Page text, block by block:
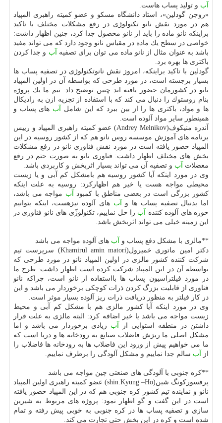
آب و تولید پساب هاست.
«روجن گودلین»، استاد دانشگاه مسكو و عضو كمیته راهبری المپیاد
هم در مورد نقش نانو تكنولوژی در رفع مشكلات مختلف با تاكید
براینكه نانو ماده را باید از نانو محصول جدا كرد، چنین اظهار داشت:
خواصی در سطح یك ماده در مقیاس نانو وجود دارد كه می تواند مفید
باشد به عنوان مثال از نانو ماده می توان برای تصفیه آب و جدا كردن
باكتری ها بهره برد.
گودلین با تاكید براینكه، امروز نقش نانوتكنولوژی در تصفیه پساب ها
بسیار برجسته است، در مورد طرحی كه بواسطه آن در اولین المپیاد
نانو در كشورمان حضور یافته اند چنین توضیح داد: تیم ما یك پروژه
بنام روستوك را دنبال می كند كه با استفاده از تجزیه ازن به رادیكال
ها و مواد، باكتری ها را از بین ببرد كه این شامل آب های پساب و
همینطور سایر مواد آلوده است.
آندره منیكوف(Andrey Melnikov) عضو كمیته راهبری المپیاد و رییس
برنامه های آموزش موسسه روس نانو هم كه از كشور روسیه در این
المپیاد حضور یافته است در مورد نقش فناوری نانو در رفع مشكلات
بخش های مختلف اظهار داشت: فناوری نانو به صورت حتم در رفع
معضلات آب و تصفیه آن می تواند بسیار اثربخش و كاربردی باشد.
وی در مورد اینكه آیا كشور روسیه هم بامشكل كم آبی و یا زیست
محیطی مواجه هست یا خیر هم اظهاركرد: روسیه به علت اینكه
كشور بزرگی است در بعضی مناطق با كمبود آب مواجه می باشد،
اما بدنبال تصفیه پساب ها و آب های آلوده نیزهست، اینكه بتوانیم
حوزه های آلوده كننده آب را حل نماییم، تكنولوژّی های نانو فناوری در
این زمینه خیلی می تواند اثربخش باشد.
**مالزی با مشكل دفع پساب و آب های آلوده مواجه می باشد
دكتر امین ماتوری خمیرول(Khamirul amin matori) سرپرست تیم
شركت كننده كشور مالزی در اولین المپیاد نانو در مورد طرحی كه
بواسطه آن در این المپیاد شركت كرده است اظهار داشت: طرح ما
در مورد فیلتراسیون پساب ها بااستفاده از نانو است، چراكه نانو
فناوری از قابلیت بزرگ كردن ذرات كوچكی برخوردار می باشد و این
در كار فیلتر به منظور دریافت ذرات ریز آلوده بسیار موثر است.
وی در مورد اینكه آیا كشور مالزی هم با مشكل كم آبی و محیط
زیست مواجه می باشد یا خیر اضافه كرد: البته مالزی به علت قرار
داشتن در منطقه استوایی از آب زیادی برخوردار می باشد و اما
مشكل اصلی ما ریزش فاضلاب صنایع به رودخانه ها و دریا است كه
ما می خواهیم پیش از ورود این فاضلاب ها به رودخانه ها فاضلاب را
از آب سالم جدا نماییم و مشكل آلودگی را برطرف نماییم.
**كره جنوبی با آلودگی های صنعتی چین مواجه می باشد
پرفسوركونگ شین(shin.Kyung –Ho) عضو كمیته راهبری اولین المپیاد
نانو و نماینده تیم كشور كره جنوبی هم كه در این المپیاد حضور یافته
است در این گفت و گو اظهار نمود: پروژه های مربوط به شیرین
سازی و تصفیه پساب ها در كره جنوبی به خوبی پیش رفته و تمام
شده است و كره در این بخش حتی تجارت می كند.